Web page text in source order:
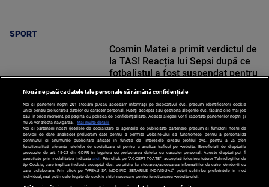
SPORT
SPORT
Cosmin Matei a primit verdictul de
la TAS! Reacția lui Sepsi după ce
fotbalistul a fost suspendat pentru
Nouă ne pasă ca datele tale personale să rămână confidențiale
Noi și partenerii noștri 201 stocăm și/sau accesăm informații pe dispozitivul dvs., precum identificatorii cookie
unici pentru prelucrarea datelor cu caracter personal. Puteți accepta sau gestiona alegerile dvs. făcând clic mai jos
sau în orice moment, pe pagina cu politica de confidențialitate. Aceste alegeri vor fi raportate partenerilor noștri și
nu vă vor afecta navigarea.
Mai multe detalii
Noi si partenerii nostri (retelele de socializare si agentiile de publicitate partenere, precum si furnizorii nostri de
servicii de date analitice) prelucram date pentru a permite website-ului sa functioneze, pentru a personaliza
continutul si anunturile publicitare afisate in functie de interesele si/sau profilul dvs., pentru a va oferi
functionalitati aferente retelelor de socializare si pentru a analiza traficul pe website. Beneficiati de drepturile
prevazute de art. 15-22 din GDPR in legatura cu prelucrarea datelor cu caracter personal. Aceste drepturi pot fi
exercitate prin modalitatea indicataaici . Prin click pe “ACCEPT TOATE”, acceptati folosirea tuturor Tehnologiilor de
tip Cookie, care implica inclusiv acceptul dvs. cu privire la stocarea/accesarea informatiilor de catre Vendor-ii cu
care colaboram. Prin click pe “VREAU SA MODIFIC SETARILE INDIVIDUAL” puteti schimba preferintele in mod
individual, mai putin cele legate de cookie strict necesare pentru functionarea website-ului.